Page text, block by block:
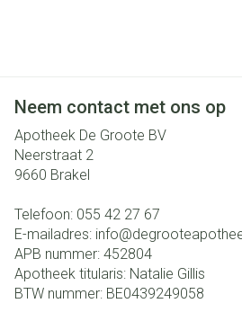
Neem contact met ons op
Apotheek De Groote BV
Neerstraat 2
9660 Brakel
Telefoon: 055 42 27 67
E-mailadres: info@
APB nummer: 452804
Apotheek titularis: Natalie Gillis
BTW nummer: BE0439249058